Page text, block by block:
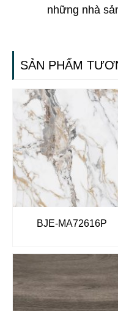
những nhà
SẢN PHẨM
BJE-MA72616P